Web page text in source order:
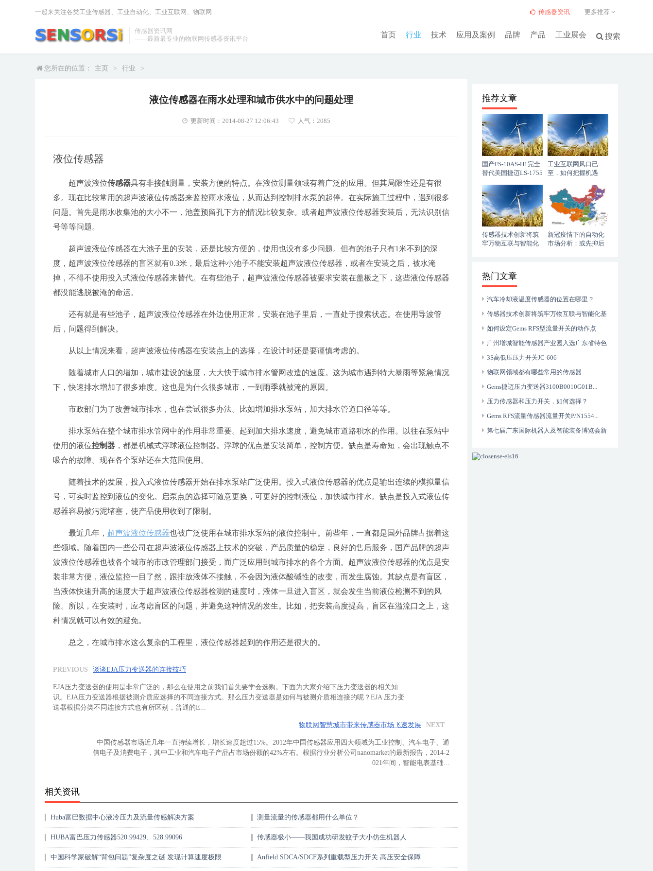
传感器资讯网
——最新最专业的物联网传感器资讯平台
首页 行业 技术 应用及案例 品牌 产品 工业展会 搜索
传感器资讯 更多推荐
一起来关注各类工业传感器、工业自动化、工业互联网、物联网
您所在的位置： 主页 > 行业 >
液位传感器在雨水处理和城市供水中的问题处理
更新时间：2014-08-27 12:06:43 人气：2085
液位传感器
超声波液位传感器具有非接触测量，安装方便的特点。在液位测量领域有着广泛的应用。但其局限性还是有很
多。现在比较常用的超声波液位传感器来监控雨水液位，从而达到控制排水泵的起停。在实际施工过程中，遇到很多
问题。首先是雨水收集池的大小不一，池盖预留孔下方的情况比较复杂。或者超声波液位传感器安装后，无法识别信
号等等问题。
超声波液位传感器在大池子里的安装，还是比较方便的，使用也没有多少问题。但有的池子只有1米不到的深
度，超声波液位传感器的盲区就有0.3米，最后这种小池子不能安装超声波液位传感器 ，或者在安装之后，被水淹
掉，不得不使用投入式液位传感器来替代。在有些池子，超声波液位传感器被要求安装在盖板之下，这些液位传感器
都没能逃脱被淹的命运。
还有就是有些池子，超声波液位传感器在外边使用正常，安装在池子里后，一直处于搜索状态。在使用导波管
后，问题得到解决。
从以上情况来看，超声波液位传感器在安装点上的选择，在设计时还是要谨慎考虑的。
随着城市人口的增加，城市建设的速度，大大快于城市排水管网改造的速度。这为城市遇到特大暴雨等紧急情况
下，快速排水增加了很多难度。这也是为什么很多城市，一到雨季就被淹的原因。
市政部门为了改善城市排水，也在尝试很多办法。比如增加排水泵站，加大排水管道口径等等。
排水泵站在整个城市排水管网中的作用非常重要。起到加大排水速度，避免城市道路积水的作用。以往在泵站中
使用的液位控制器 ，都是机械式浮球液位控制器。浮球的优点是安装简单，控制方便。缺点是寿命短，会出现触点不
吸合的故障。现在各个泵站还在大范围使用。
随着技术的发展，投入式液位传感器开始在排水泵站广泛使用。投入式液位传感器的优点是输出连续的模拟量信
号，可实时监控到液位的变化。启泵点的选择可随意更换，可更好的控制液位，加快城市排水。缺点是投入式液位传
感器容易被污泥堵塞，使产品使用收到了限制。
最近几年， 超声波液位传感器也被广泛使用在城市排水泵站的液位控制中。前些年，一直都是国外品牌占据着这
些领域。随着国内一些公司在超声波液位传感器 上技术的突破，产品质量的稳定，良好的售后服务，国产品牌的超声
波液位传感器也被各个城市的市政管理部门接受，而广泛应用到城市排水的各个方面。超声波液位传感器的优点是安
装非常方便，液位监控一目了然，跟排放液体不接触，不会因为液体酸碱性的改变，而发生腐蚀。其缺点是有盲区，
当液体快速升高的速度大于超声波液位传感器检测的速度时，液体一旦进入盲区，就会发生当前液位检测不到的风
险。所以，在安装时，应考虑盲区的问题，并避免这种情况的发生。比如，把安装高度提高，盲区在溢流口之上，这
种情况就可以有效的避免。
总之，在城市排水这么复杂的工程里， 液位传感器起到的作用还是很大的。
PREVIOUS 谈谈EJA压力变送器的连接技巧
EJA压力变送器的使用是非常广泛的，那么在使用之前我们首先要学会选购。下面为大家介绍下压力变送器的相关知
识。EJA压力变送器根据被测介质应选择的不同连接方式。那么压力变送器是如何与被测介质相连接的呢？EJA 压力变
送器根据分类不同连接方式也有所区别，普通的E...
物联网智慧城市带来传感器市场飞速发展 NEXT
中国传感器市场近几年一直持续增长，增长速度超过15%。2012年中国传感器应用四大领域为工业控制、汽车电子、通
信电子及消费电子，其中工业和汽车电子产品占市场份额的42%左右。根据行业分析公司nanomarket的最新报告，2014-2
021年间，智能电表基础...
相关资讯
Huba富巴数据中心液冷压力及流量传感解决方案 测量流量的传感器都用什么单位？
HUBA富巴压力传感器520.99429、528.99096 传感器极小——我国成功研发蚊子大小仿生机器人
中国科学家破解“背包问题”复杂度之谜 发现计算速度极限 Anfield SDCA/SDCF系列重载型压力开关 高压安全保障
推荐文章
国产FS-10AS-H1完全
替代美国捷迈LS-1755
工业互联网风口已
至，如何把握机遇
传感器技术创新将筑
牢万物互联与智能化
​新冠疫情下的自动化
市场分析：或先抑后
热门文章
汽车冷却液温度传感器的位置在哪里？
传感器技术创新将筑牢万物互联与智能化基
础如何设定Gems RFS型流量开关的动作点
广州增城智能传感器产业园入选广东省特色
产业园
3S高低压压力开关JC-606
物联网领域都有哪些常用的传感器
Gems捷迈压力变送器3100B0010G01B...
压力传感器和压力开关，如何选择？
Gems RFS流量传感器流量开关P/N1554...
第七届广东国际机器人及智能装备博览会新